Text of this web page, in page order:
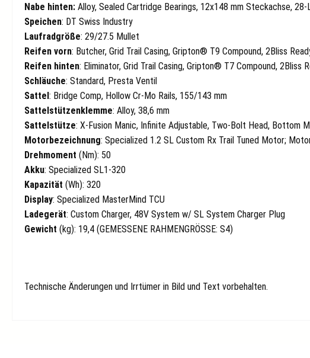
Nabe hinten: Alloy, Sealed Cartridge Bearings, 12x148 mm Steckachse, 28-
Speichen: DT Swiss Industry
Laufradgröße: 29/27.5 Mullet
Reifen vorn: Butcher, Grid Trail Casing, Gripton® T9 Compound, 2Bliss
Reifen hinten: Eliminator, Grid Trail Casing, Gripton® T7 Compound, 2Bliss
Schläuche: Standard, Presta Ventil
Sattel: Bridge Comp, Hollow Cr-Mo Rails, 155/143 mm
Sattelstützenklemme: Alloy, 38,6 mm
Sattelstütze: X-Fusion Manic, Infinite Adjustable, Two-Bolt Head, Bottom
Motorbezeichnung: Specialized 1.2 SL Custom Rx Trail Tuned Motor;
Drehmoment (Nm): 50
Akku: Specialized SL1-320
Kapazität (Wh): 320
Display: Specialized MasterMind TCU
Ladegerät: Custom Charger, 48V System w/ SL System Charger Plug
Gewicht (kg): 19,4 (GEMESSENE RAHMENGRÖSSE: S4)
Technische Änderungen und Irrtümer in Bild und Text vorbehalten.